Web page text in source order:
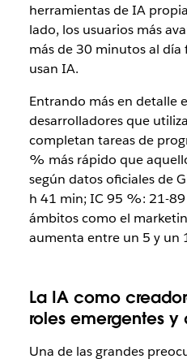
herramientas de IA
lado, los usuarios más
más de 30 minutos al día
usan IA.
Entrando más en detalle
desarrolladores que
completan tareas de
% más rápido que
según datos oficiales de
h 41 min; IC 95 %: 21-
ámbitos como el
aumenta entre un 5 y un
La IA como
roles emergentes y
Una de las grandes